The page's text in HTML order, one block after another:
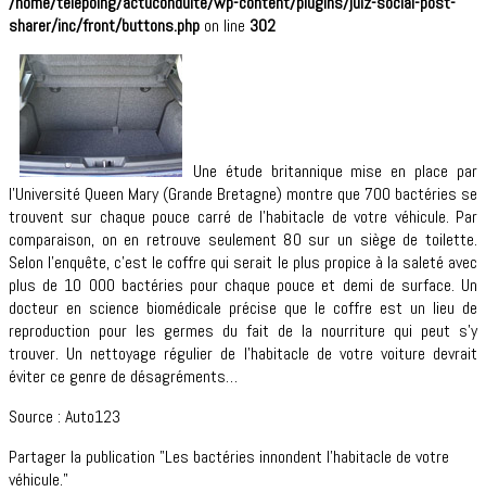
sharer/inc/front/buttons.php on line 302
Une étude britannique mise en place par
l’Université Queen Mary (Grande Bretagne) montre que 700 bactéries se
trouvent sur chaque pouce carré de l’habitacle de votre véhicule. Par
comparaison, on en retrouve seulement 80 sur un siège de toilette.
Selon l’enquête, c’est le coffre qui serait le plus propice à la saleté avec
plus de 10 000 bactéries pour chaque pouce et demi de surface. Un
docteur en science biomédicale précise que le coffre est un lieu de
reproduction pour les germes du fait de la nourriture qui peut s’y
trouver. Un nettoyage régulier de l’habitacle de votre voiture devrait
éviter ce genre de désagréments…
Source : Auto123
Partager la publication "Les bactéries innondent l’habitacle de votre
véhicule."